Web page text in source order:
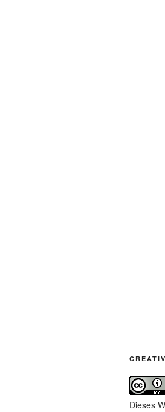
Dieses